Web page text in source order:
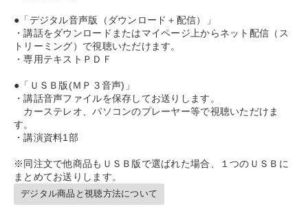
※「更新」を押すと「タグ・キーワード」を更新いただけます。
●「デジタル音声版（ダウンロード＋配信）」
・講話をダウンロードまたはマイページ上からネット配信（ス
トリーミング）で視聴いただけます。
・専用テキストＰＤＦ
●「ＵＳＢ版(ＭＰ３音声)」
・講話音声ファイルを保存してお送りします。
カーステレオ、パソコンのプレーヤー等で視聴いただけま
す。
・講演資料1部
※同注文で他商品もＵＳＢ版で選ばれた場合、１つのＵＳＢに
まとめてお送りします。
デジタル商品と視聴方法について